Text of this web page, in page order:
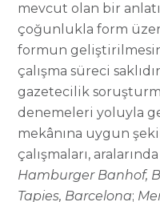
mevcut olan bir
çoğunlukla form
formun
çalışma süreci
gazetecilik
denemeleri yoluyla
mekânına uygun
çalışmaları, aralarında
Hamburger Banhof,
Tapies, Barcelona;